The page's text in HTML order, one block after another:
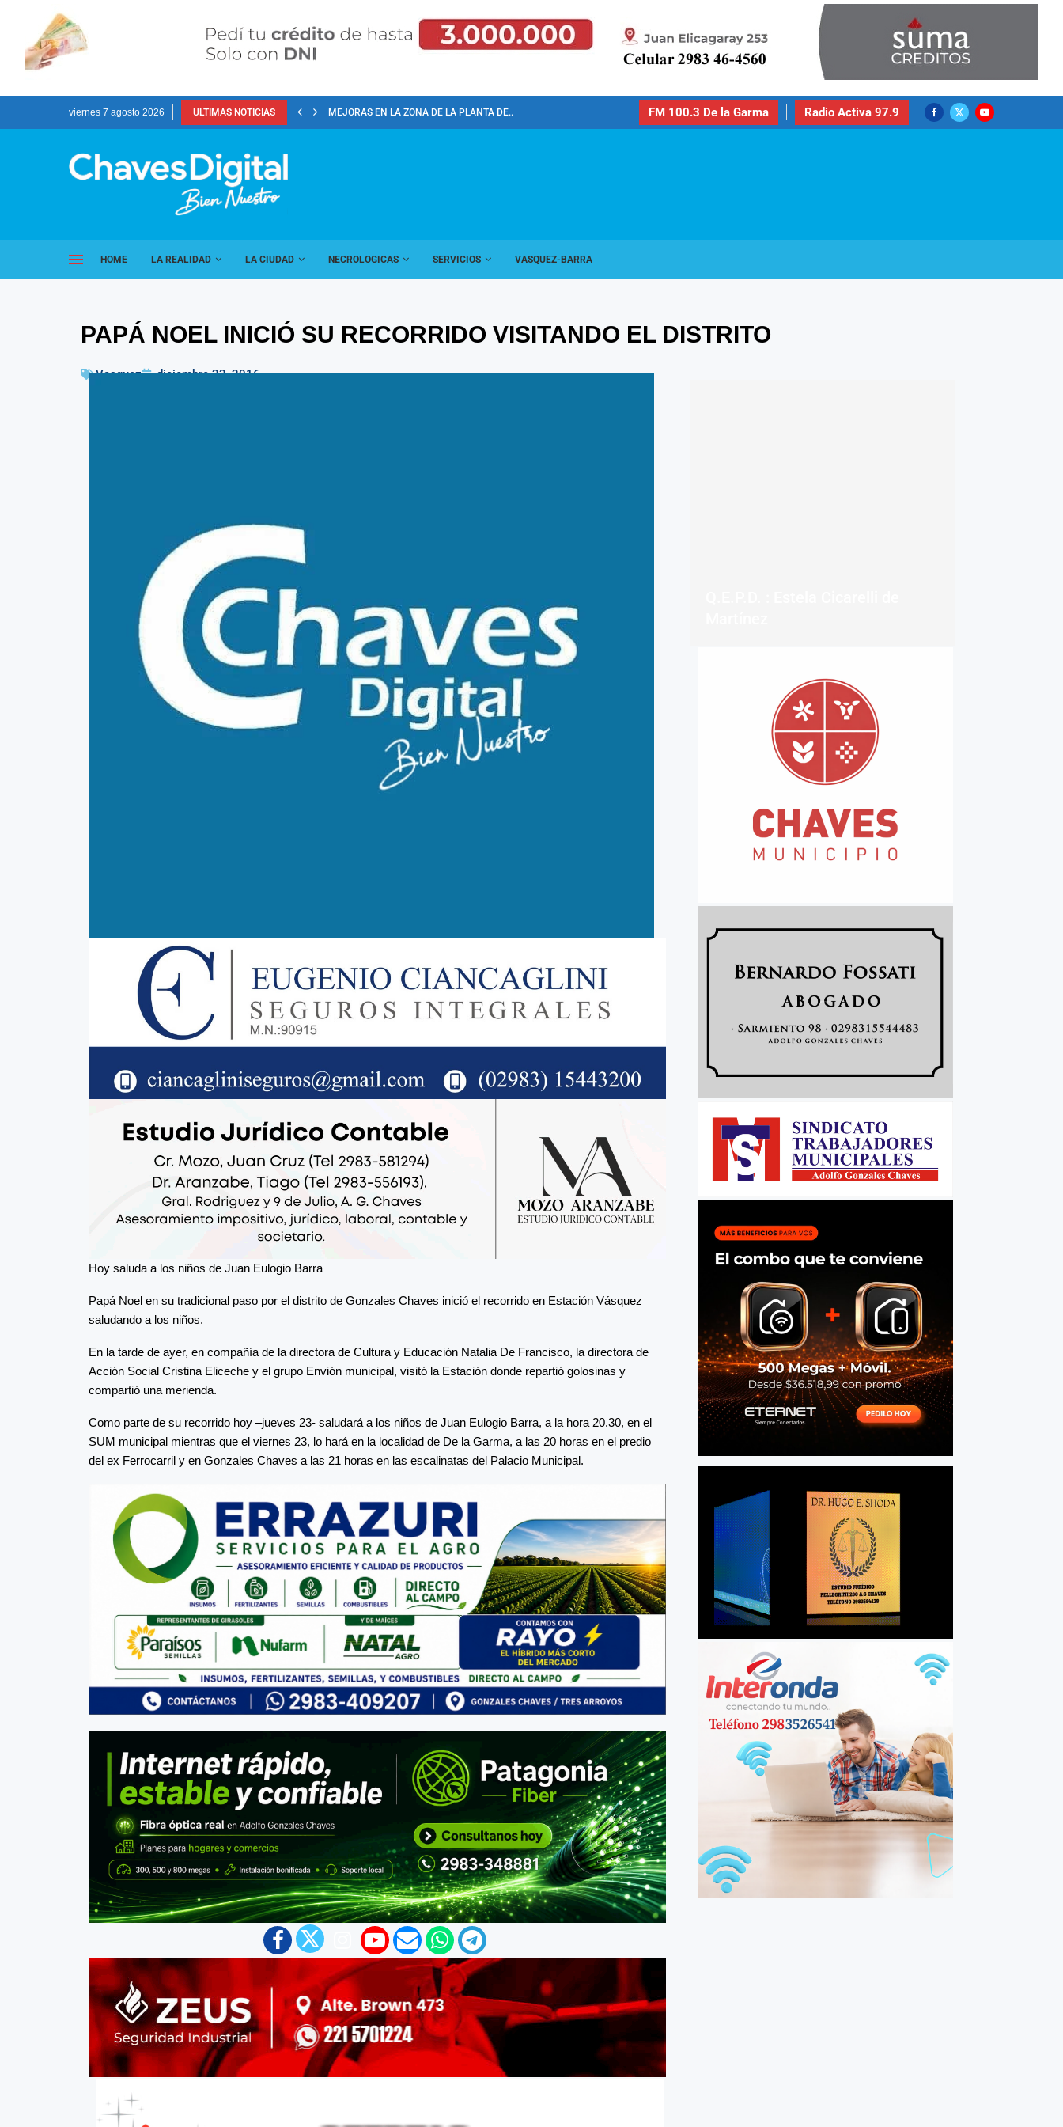
viernes 7 agosto 2026 ULTIMAS NOTICIAS MEJORAS EN LA ZONA DE LA PLANTA DE... FM 100.3 De la Garma Radio Activa 97.9
HOME LA REALIDAD LA CIUDAD NECROLOGICAS SERVICIOS VASQUEZ-BARRA
PAPÁ NOEL INICIÓ SU RECORRIDO VISITANDO EL DISTRITO
Vasquez diciembre 22, 2016
Hoy saluda a los niños de Juan Eulogio Barra
Papá Noel en su tradicional paso por el distrito de Gonzales Chaves inició el recorrido en Estación Vásquez
saludando a los niños.
En la tarde de ayer, en compañía de la directora de Cultura y Educación Natalia De Francisco, la directora de
Acción Social Cristina Eliceche y el grupo Envión municipal, visitó la Estación donde repartió golosinas y
compartió una merienda.
Como parte de su recorrido hoy –jueves 23- saludará a los niños de Juan Eulogio Barra, a la hora 20.30, en el
SUM municipal mientras que el viernes 23, lo hará en la localidad de De la Garma, a las 20 horas en el predio
del ex Ferrocarril y en Gonzales Chaves a las 21 horas en las escalinatas del Palacio Municipal.